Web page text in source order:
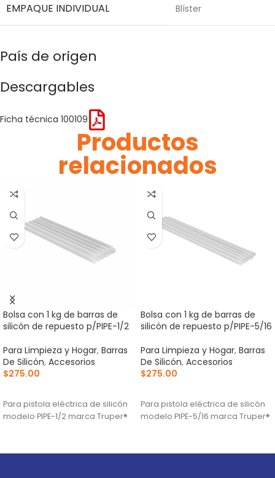
EMPAQUE INDIVIDUAL Blíster
País de origen
Descargables
Ficha técnica 100109
Productos
relacionados
Bolsa con 1 kg de barras de
silicón de repuesto p/PIPE-1/2
Para Limpieza y Hogar, Barras
De Silicón, Accesorios
$275.00
Para pistola eléctrica de silicón
modelo PIPE-1/2 marca Truper®
Bolsa con 1 kg de barras de
silicón de repuesto p/PIPE-5/16
Para Limpieza y Hogar, Barras
De Silicón, Accesorios
$275.00
Para pistola eléctrica de silicón
modelo PIPE-5/16 marca Truper®